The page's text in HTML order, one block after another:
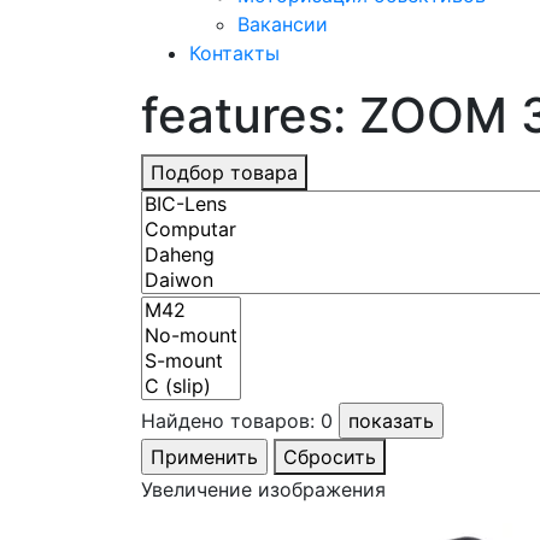
Вакансии
Контакты
features: ZOOM
Подбор товара
Найдено товаров: 0
Сбросить
Увеличение изображения